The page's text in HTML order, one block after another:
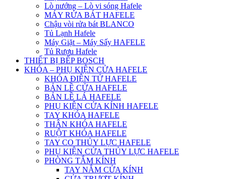
Lò nướng – Lò vi sóng Hafele
MÁY RỬA BÁT HAFELE
Chậu vòi rửa bát BLANCO
Tủ Lạnh Hafele
Máy Giặt – Máy Sấy HAFELE
Tủ Rượu Hafele
THIẾT BỊ BẾP BOSCH
KHÓA – PHỤ KIỆN CỬA HAFELE
KHÓA ĐIỆN TỬ HAFELE
BẢN LỀ CỬA HAFELE
BẢN LỀ LÁ HAFELE
PHỤ KIỆN CỬA KÍNH HAFELE
TAY KHÓA HAFELE
THÂN KHÓA HAFELE
RUỘT KHÓA HAFELE
TAY CO THỦY LỰC HAFELE
PHỤ KIỆN CỬA THỦY LỰC HAFELE
PHÒNG TẮM KÍNH
TAY NẮM CỬA KÍNH